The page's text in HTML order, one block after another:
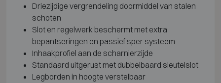
Driezijdige vergrendeling doormiddel van stalen
schoten
Slot en regelwerk beschermt met extra
bepantseringen en passief sper systeem
Inhaakprofiel aan de scharnierzijde
Standaard uitgerust met dubbelbaard sleutelslot
Legborden in hoogte verstelbaar